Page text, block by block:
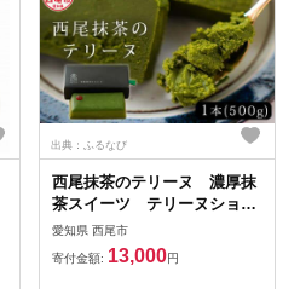
出典：ふるなび
西尾抹茶のテリーヌ 濃厚抹
茶スイーツ テリーヌショコ
ラ(500g)・A165-13-1
愛知県 西尾市
寄付金額: 13,000円